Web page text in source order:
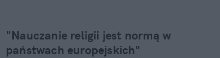
"Nauczanie religii jest normą w
państwach europejskich"